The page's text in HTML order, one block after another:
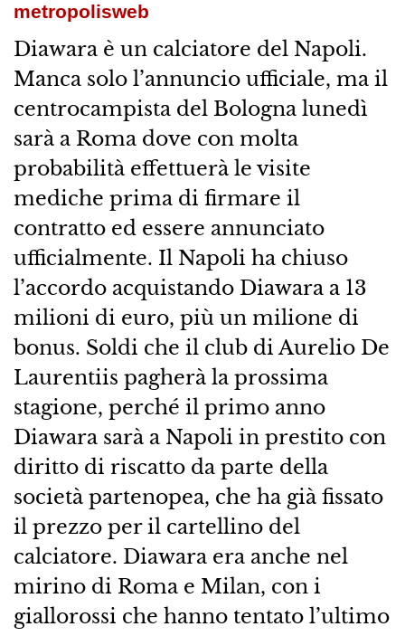
metropolisweb
Diawara è un calciatore del Napoli.
Manca solo l’annuncio ufficiale, ma il
centrocampista del Bologna lunedì
sarà a Roma dove con molta
probabilità effettuerà le visite
mediche prima di firmare il
contratto ed essere annunciato
ufficialmente. Il Napoli ha chiuso
l’accordo acquistando Diawara a 13
milioni di euro, più un milione di
bonus. Soldi che il club di Aurelio De
Laurentiis pagherà la prossima
stagione, perché il primo anno
Diawara sarà a Napoli in prestito con
diritto di riscatto da parte della
società partenopea, che ha già fissato
il prezzo per il cartellino del
calciatore. Diawara era anche nel
mirino di Roma e Milan, con i
giallorossi che hanno tentato l’ultimo